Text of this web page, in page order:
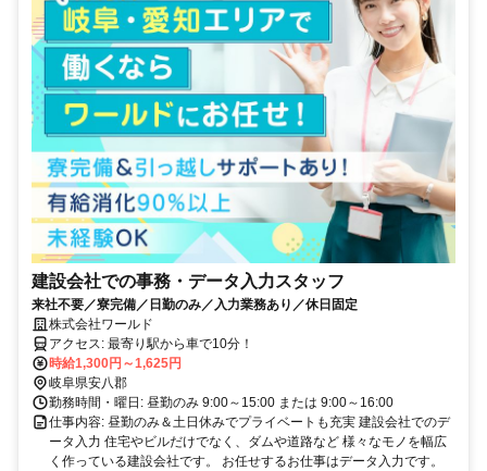
建設会社での事務・データ入力スタッフ
来社不要／寮完備／日勤のみ／入力業務あり／休日固定
株式会社ワールド
アクセス: 最寄り駅から車で10分！
時給1,300円～1,625円
岐阜県安八郡
勤務時間・曜日: 昼勤のみ 9:00～15:00 または 9:00～16:00
仕事内容: 昼勤のみ＆土日休みでプライベートも充実 建設会社でのデ
ータ入力 住宅やビルだけでなく、ダムや道路など 様々なモノを幅広
く作っている建設会社です。 お任せするお仕事はデータ入力です。